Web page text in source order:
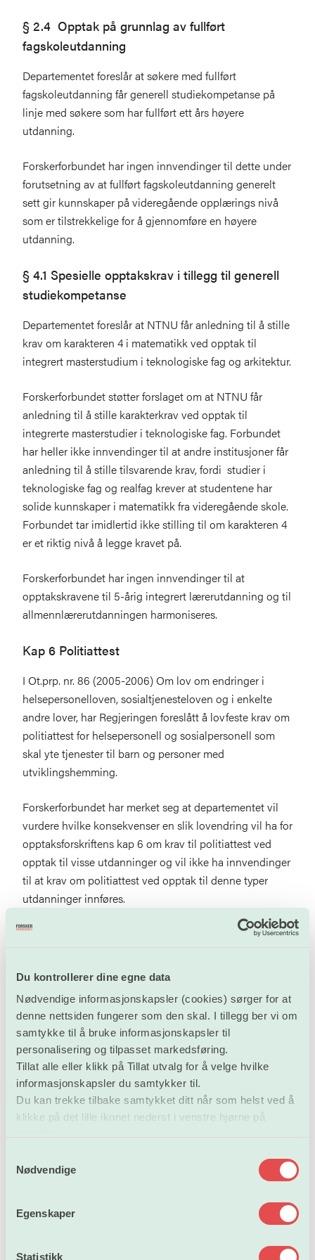
Du kontrollerer dine egne data
Nødvendige informasjonskapsler (cookies) sørger for at
denne nettsiden fungerer som den skal. I tillegg ber vi om
samtykke til å bruke informasjonskapsler til
personalisering og tilpasset markedsføring.
Tillat alle eller klikk på Tillat utvalg for å velge hvilke
informasjonskapsler du samtykker til.
Du kan trekke tilbake samtykket ditt når som helst ved å
klikke på det lille ikonet nederst i venstre hjørne på
Nødvendige
Egenskaper
Statistikk
§ 2.4 Opptak på grunnlag av fullført
fagskoleutdanning
Departementet foreslår at søkere med fullført
fagskoleutdanning får generell studiekompetanse på
linje med søkere som har fullført ett års høyere
utdanning.
Forskerforbundet har ingen innvendinger til dette under
forutsetning av at fullført fagskoleutdanning generelt
sett gir kunnskaper på videregående opplærings nivå
som er tilstrekkelige for å gjennomføre en høyere
utdanning.
§ 4.1 Spesielle opptakskrav i tillegg til generell
studiekompetanse
Departementet foreslår at NTNU får anledning til å stille
krav om karakteren 4 i matematikk ved opptak til
integrert masterstudium i teknologiske fag og arkitektur.
Forskerforbundet støtter forslaget om at NTNU får
anledning til å stille karakterkrav ved opptak til
integrerte masterstudier i teknologiske fag. Forbundet
har heller ikke innvendinger til at andre institusjoner får
anledning til å stille tilsvarende krav, fordi studier i
teknologiske fag og realfag krever at studentene har
solide kunnskaper i matematikk fra videregående skole.
Forbundet tar imidlertid ikke stilling til om karakteren 4
er et riktig nivå å legge kravet på.
Forskerforbundet har ingen innvendinger til at
opptakskravene til 5-årig integrert lærerutdanning og til
allmennlærerutdanningen harmoniseres.
Kap 6 Politiattest
I Ot.prp. nr. 86 (2005-2006) Om lov om endringer i
helsepersonelloven, sosialtjenesteloven og i enkelte
andre lover, har Regjeringen foreslått å lovfeste krav om
politiattest for helsepersonell og sosialpersonell som
skal yte tjenester til barn og personer med
utviklingshemming.
Forskerforbundet har merket seg at departementet vil
vurdere hvilke konsekvenser en slik lovendring vil ha for
opptaksforskriftens kap 6 om krav til politiattest ved
opptak til visse utdanninger og vil ikke ha innvendinger
til at krav om politiattest ved opptak til denne typer
utdanninger innføres.
Forbundet mener samtidig det kan være behov for å
stille krav om politiattest ved opptak til helse- og
sosialutdanninger som utdanner personell som kan
komme i kontakt med pasienter, barn og unge og ber
departementet vurdere innføring av et slik krav i
opptaksforskriften.
§ 7.2 Kvote for førstegangsvitnemål og ordinær
kvote
Departementet foreslår å innføre en kvote på grunnlag
Forskerforbundet støtter forslaget, særlig fordi det kan
videregående skole. Av samme grunn støtter forbundet